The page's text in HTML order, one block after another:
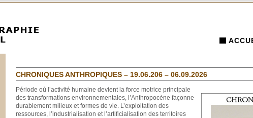
CHRONIQUES ANTHROPIQUES – 19.06.206 – 06.09.2026
Période où l’activité humaine devient la force motrice principale
des transformations environnementales, l’Anthropocène façonne
durablement milieux et formes de vie. L’exploitation des
ressources, l’industrialisation et l’artificialisation des territoires